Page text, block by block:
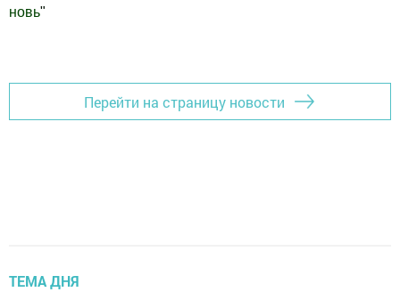
новь"
Перейти на страницу новости
ТЕМА ДНЯ